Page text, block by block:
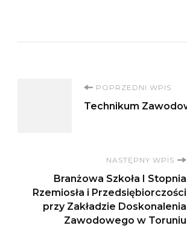
Nawigacja
POPRZEDNI WPIS
Technikum
NASTĘPNY WPIS
Branżowa Szkoła I Stopnia
Rzemiosła i Przedsiębiorczości
przy Zakładzie Doskonalenia
Zawodowego w Toruniu